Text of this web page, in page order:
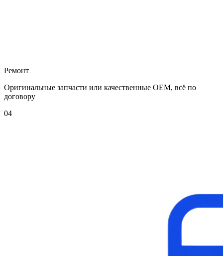
Ремонт
Оригинальные запчасти или качественные OEM, всё по
договору
04